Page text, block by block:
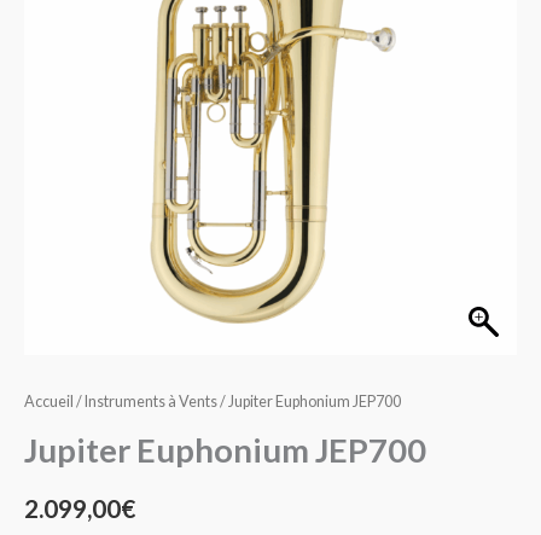
Accueil / Instruments à Vents/ Jupiter Euphonium JEP700
Jupiter Euphonium JEP700
2.099,00€